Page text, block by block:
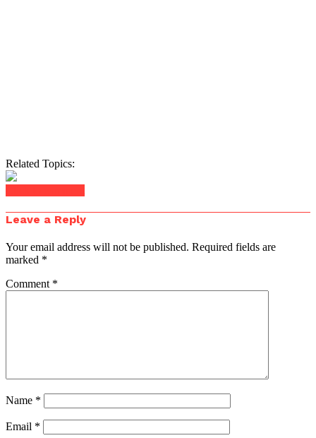
Related Topics:
Leave a Reply
Your email address will not be published. Required fields are
marked *
Comment *
Name *
Email *